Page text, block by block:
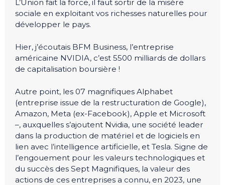
L’Union fait la force, il faut sortir de la misère
sociale en exploitant vos richesses naturelles pour
développer le pays.
Hier, j’écoutais BFM Business, l’entreprise
américaine NVIDIA, c’est 5500 milliards de dollars
de capitalisation boursière !
Autre point, les 07 magnifiques Alphabet
(entreprise issue de la restructuration de Google),
Amazon, Meta (ex-Facebook), Apple et Microsoft
–, auxquelles s’ajoutent Nvidia, une société leader
dans la production de matériel et de logiciels en
lien avec l’intelligence artificielle, et Tesla. Signe de
l’engouement pour les valeurs technologiques et
du succès des Sept Magnifiques, la valeur des
actions de ces entreprises a connu, en 2023, une